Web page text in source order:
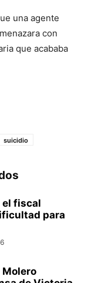
una agente
con
que acababa
suicidio
el fiscal
para